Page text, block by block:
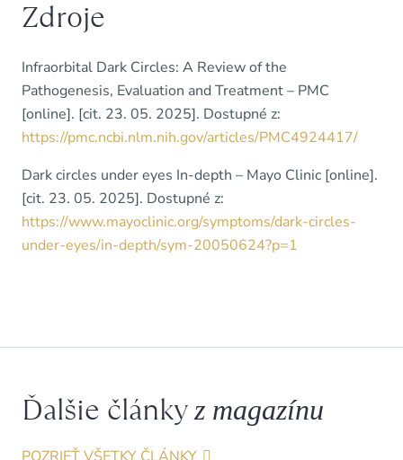
Zdroje
Infraorbital Dark Circles: A Review of the
Pathogenesis, Evaluation and Treatment – PMC
[online]. [cit. 23. 05. 2025]. Dostupné z:
https://pmc.ncbi.nlm.nih.gov/articles/PMC4924417/
Dark circles under eyes In-depth – Mayo Clinic [online].
[cit. 23. 05. 2025]. Dostupné z:
https://www.mayoclinic.org/symptoms/dark-circles-
under-eyes/in-depth/sym-20050624?p=1
Ďalšie článkyz magazínu